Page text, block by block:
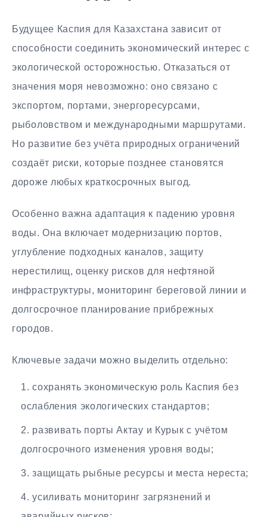
Будущее Каспия для Казахстана зависит от
способности соединить экономический интерес с
экологической осторожностью. Отказаться от
значения моря невозможно: оно связано с
экспортом, портами, энергоресурсами,
рыболовством и международными маршрутами.
Но развитие без учёта природных ограничений
создаёт риски, которые позднее становятся
дороже любых краткосрочных выгод.
Особенно важна адаптация к падению уровня
воды. Она включает модернизацию портов,
углубление подходных каналов, защиту
нерестилищ, оценку рисков для нефтяной
инфраструктуры, мониторинг береговой линии и
долгосрочное планирование прибрежных
городов.
Ключевые задачи можно выделить отдельно:
сохранять экономическую роль Каспия без
ослабления экологических стандартов;
развивать порты Актау и Курык с учётом
долгосрочного изменения уровня воды;
защищать рыбные ресурсы и места нереста;
усиливать мониторинг загрязнений и